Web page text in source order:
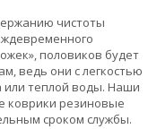
чистоты
половиков будет
ведь они с легкостью
или теплой воды. Наши
коврики резиновые
сроком службы.